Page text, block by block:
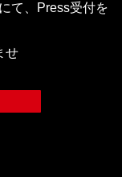
て、Press受付を
せ